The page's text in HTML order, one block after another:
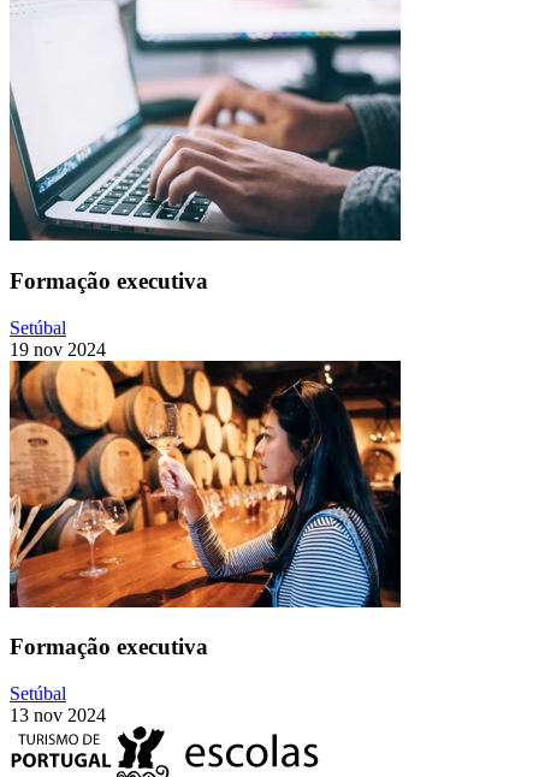
Formação executiva
Setúbal
19 nov 2024
Formação executiva
Setúbal
13 nov 2024